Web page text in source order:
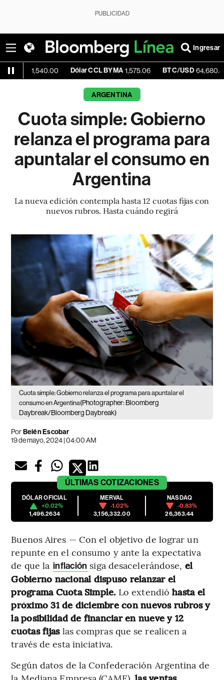
PUBLICIDAD
Ingresar
Dólar CCL BYMA 1,575.06 BTC/USD 64,680.50 -
ARGENTINA
Cuota simple: Gobierno
relanza el programa para
apuntalar el consumo en
Argentina
La nueva edición contempla hasta 12 cuotas fijas con
nuevos rubros. Hasta cuándo regirá
Cuota simple: Gobierno relanza el programa para apuntalar el
consumo en Argentina(Photographer: Bloomberg
Daybreak/Bloomberg Daybreak)
PorBelén Escobar
19 de mayo, 2024 | 04:00 AM
ÚLTIMAS COTIZACIONES
DÓLAR OFICIAL
+0.02%
1,496.2634
MERVAL
-1.02%
3,156,332.00
NASDAQ
-0.83%
26,363.44
Buenos Aires — Con el objetivo de lograr un
repunte en el consumo y ante la expectativa
de que la inflación siga desacelerándose, el
Gobierno nacional dispuso relanzar el
programa Cuota Simple. Lo extendióhasta el
próximo 31 de diciembre con nuevos rubros y
la posibilidad de financiar en nueve y 12
cuotas fijas las compras que se realicen a
través de esta iniciativa.
Según datos de la Confederación Argentina de